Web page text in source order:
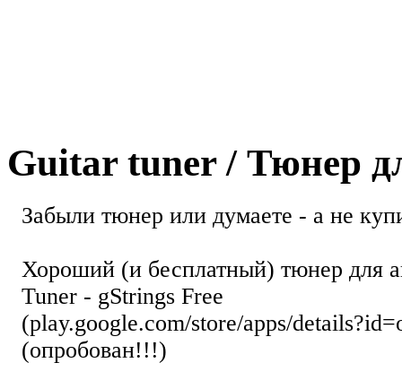
Guitar tuner / Тюнер
Забыли тюнер или думаете - а не
Хороший (и бесплатный) тюнер для
Tuner - gStrings Free
(play.google.com/store/apps/
(опробован!!!)